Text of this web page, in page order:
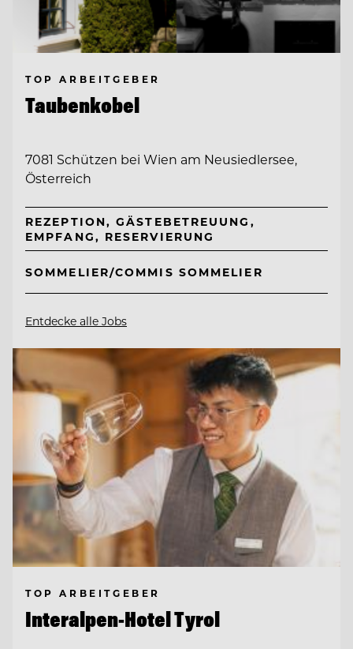
TOP ARBEITGEBER
Taubenkobel
7081 Schützen bei Wien am Neusiedlersee,
Österreich
REZEPTION, GÄSTEBETREUUNG,
EMPFANG, RESERVIERUNG
SOMMELIER/COMMIS SOMMELIER
Entdecke alle Jobs
TOP ARBEITGEBER
Interalpen-Hotel Tyrol